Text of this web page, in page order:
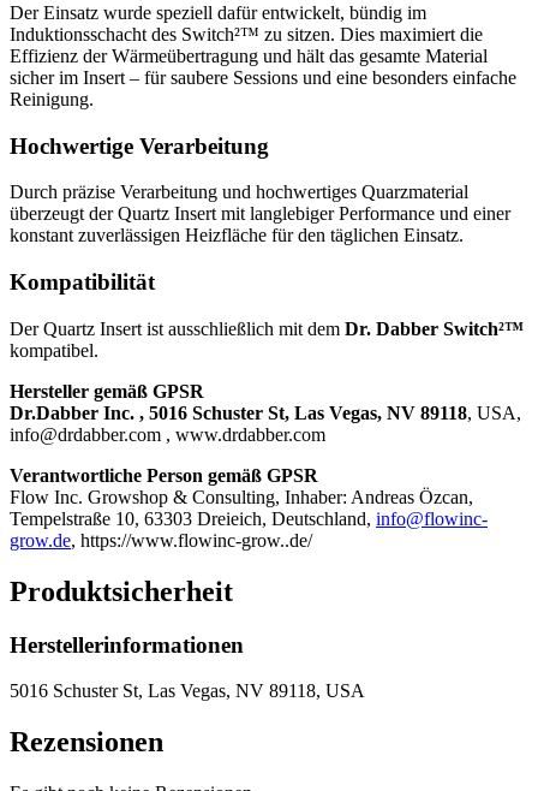
Der Einsatz wurde speziell dafür entwickelt, bündig im
Induktionsschacht des Switch²™ zu sitzen. Dies maximiert die
Effizienz der Wärmeübertragung und hält das gesamte Material
sicher im Insert – für saubere Sessions und eine besonders einfache
Reinigung.
Hochwertige Verarbeitung
Durch präzise Verarbeitung und hochwertiges Quarzmaterial
überzeugt der Quartz Insert mit langlebiger Performance und einer
konstant zuverlässigen Heizfläche für den täglichen Einsatz.
Kompatibilität
Der Quartz Insert ist ausschließlich mit dem Dr. Dabber Switch²™
kompatibel.
Hersteller gemäß GPSR
Dr.Dabber Inc. , 5016 Schuster St, Las Vegas, NV 89118, USA,
info@drdabber.com , www.drdabber.com
Verantwortliche Person gemäß GPSR
Flow Inc. Growshop & Consulting, Inhaber: Andreas Özcan,
Tempelstraße 10, 63303 Dreieich, Deutschland, info@flowinc-
grow.de, https://www.flowinc-grow..de/
Produktsicherheit
Herstellerinformationen
5016 Schuster St, Las Vegas, NV 89118, USA
Rezensionen